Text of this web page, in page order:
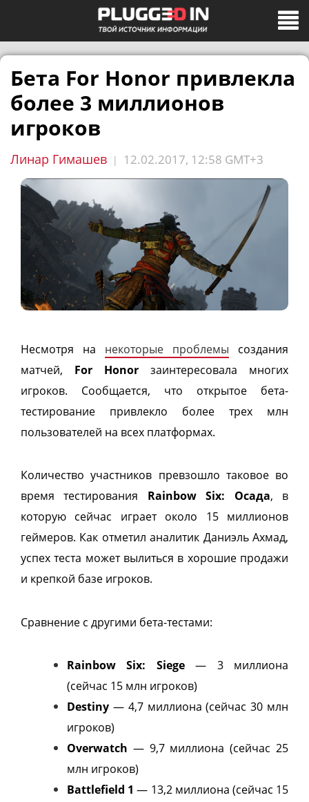
Бета For Honor привлекла
более 3 миллионов
игроков
Линар Гимашев | 12.02.2017, 12:58 GMT+3
Несмотря на некоторые проблемы создания
матчей, For Honor заинтересовала многих
игроков. Сообщается, что открытое бета-
тестирование привлекло более трех млн
пользователей на всех платформах.
Количество участников превзошло таковое во
время тестирования Rainbow Six: Осада, в
которую сейчас играет около 15 миллионов
геймеров. Как отметил аналитик Даниэль Ахмад,
успех теста может вылиться в хорошие продажи
и крепкой базе игроков.
Сравнение с другими бета-тестами:
Rainbow Six: Siege— 3 миллиона
(сейчас 15 млн игроков)
Destiny — 4,7 миллиона (сейчас 30 млн
игроков)
Overwatch — 9,7 миллиона (сейчас 25
млн игроков)
Battlefield 1 — 13,2 миллиона (сейчас 15